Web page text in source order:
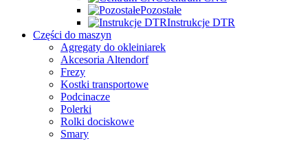
Pozostałe
Instrukcje DTR
Części do maszyn
Agregaty do okleiniarek
Akcesoria Altendorf
Frezy
Kostki transportowe
Podcinacze
Polerki
Rolki dociskowe
Smary